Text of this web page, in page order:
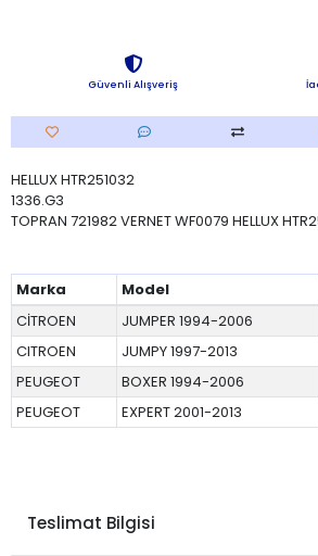
Güvenli Alışveriş
HELLUX HTR251032
1336.G3
TOPRAN 721982 VERNET WF0079 HELLUX
Marka Model
CİTROEN
JUMPER 1994-2006
CITROEN
JUMPY 1997-2013
PEUGEOT
BOXER 1994-2006
PEUGEOT
EXPERT 2001-2013
Teslimat Bilgisi